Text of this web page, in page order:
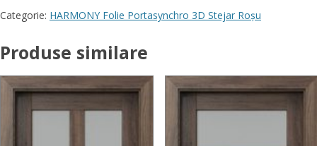
Categorie: HARMONY Folie Portasynchro 3D Stejar Roșu
Produse similare